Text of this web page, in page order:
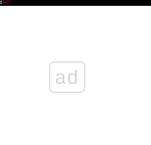
ad